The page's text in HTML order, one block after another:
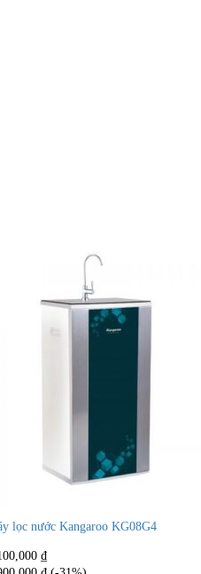
lọc nước Kangaroo KG08G4
₫